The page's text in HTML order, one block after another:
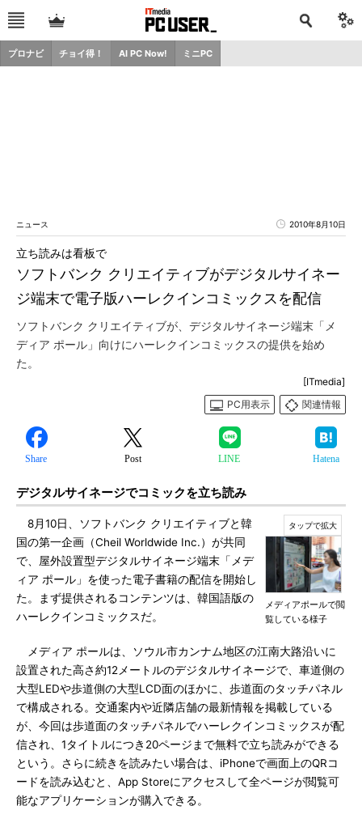
プロナビ チョイ得！ AI PC Now! ミニPC
ニュース 2010年8月10日
ソフトバンク クリエイティブがデジタルサイネー
ジ端末で電子版ハーレクインコミックスを配信
立ち読みは看板で
ソフトバンク クリエイティブが、デジタルサイネージ端末「メ
ディア ポール」向けにハーレクインコミックスの提供を始め
た。
[ITmedia]
PC用表示
関連情報
Share Post LINE Hatena
デジタルサイネージでコミックを立ち読み
メディアポールで閲
覧している様子
8月10日、ソフトバンク クリエイティブと韓
国の第一企画（Cheil Worldwide Inc.）が共同
で、屋外設置型デジタルサイネージ端末「メデ
ィア ポール」を使った電子書籍の配信を開始し
た。まず提供されるコンテンツは、韓国語版の
ハーレクインコミックスだ。
メディア ポールは、ソウル市カンナム地区の江南大路沿いに
設置された高さ約12メートルのデジタルサイネージで、車道側の
大型LEDや歩道側の大型LCD面のほかに、歩道面のタッチパネル
で構成される。交通案内や近隣店舗の最新情報を掲載している
が、今回は歩道面のタッチパネルでハーレクインコミックスが配
信され、1タイトルにつき20ページまで無料で立ち読みができる
という。さらに続きを読みたい場合は、iPhoneで画面上のQRコ
ードを読み込むと、App Storeにアクセスして全ページが閲覧可
能なアプリケーションが購入できる。